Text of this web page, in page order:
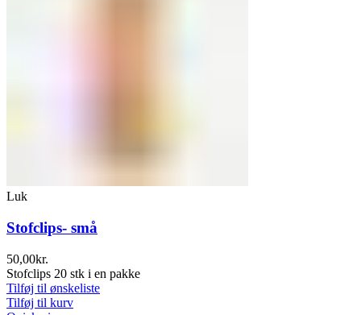
Luk
Stofclips- små
50,00kr.
Stofclips 20 stk i en pakke
Tilføj til ønskeliste
Tilføj til kurv